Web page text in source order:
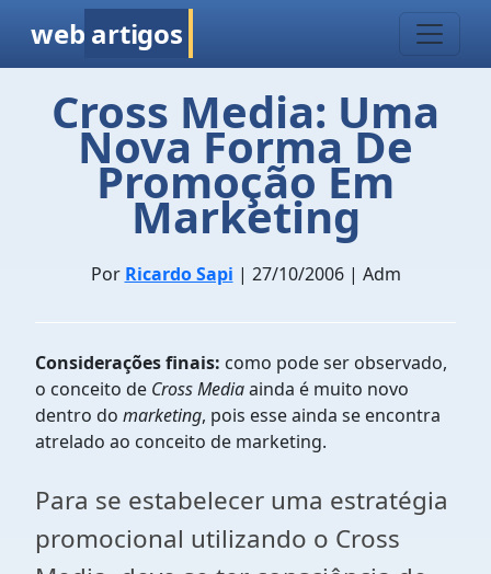
web artigos
Cross Media: Uma
Nova Forma De
Promoção Em
Marketing
Por Ricardo Sapi | 27/10/2006 | Adm
Considerações finais: como pode ser observado,
o conceito de Cross Mediaainda é muito novo
dentro do marketing, pois esse ainda se encontra
atrelado ao conceito de marketing.
Para se estabelecer uma estratégia
promocional utilizando o Cross